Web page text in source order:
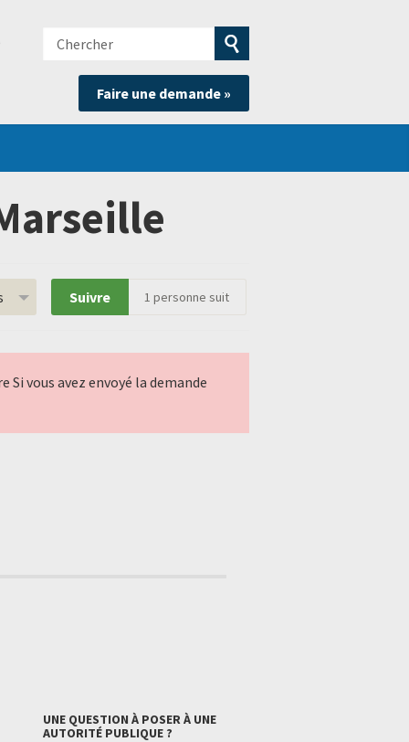
Chercher
Soumettre
la
recherche
Faire une demande »
Suivre 1 personne suit
vous avez envoyé la demande
UNE QUESTION À POSER À UNE
AUTORITÉ PUBLIQUE ?